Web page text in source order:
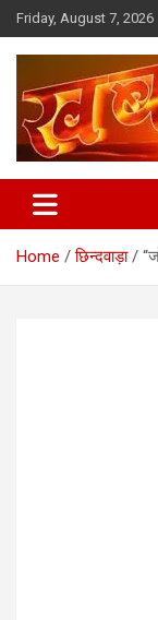
Skip
to
content
Friday, August 7, 2026
Khabar
Home छिन्दवाड़ा